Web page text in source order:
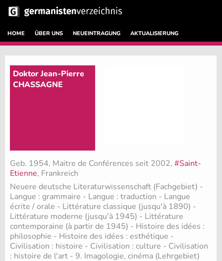
HOME ÜBER UNS NEUEINTRAGUNG AKTUALISIERUNG
Doktor Jean-Pierre
CHASSAGNE
Geb. 1954, Maitre de Conférences seit 2002, #Saint-
Etienne, Frankreich
Neuere deutsche Literaturwissenschaft (Fachgebiet) -
Langue : grammaire - Langue : traduction - Langue
écrite / orale - Littérature classique (jusqu'à 1890) -
Littérature moderne (jusqu'à 1945) - Littérature
contemporaine (à partir de 1945) - Histoire des idées :
philosophie - Histoire des idées : esthétique -
Civilisation : histoire - Civilisation : culture - Civilisation
: histoire de l'art - 9. Imagologie, cinéma (Lehrgebiet)